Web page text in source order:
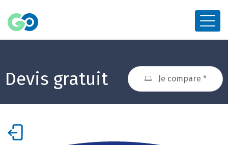
Devis gratuit Je compare *